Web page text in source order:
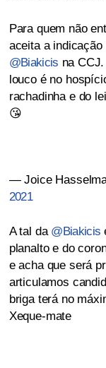
Para quem não
aceita a
@Biakicis na
louco é no
rachadinha e do
😘
— Joice
2021
A tal da @Biakicis
planalto e do
e acha que será
articulamos
briga terá no
Xeque-mate